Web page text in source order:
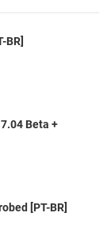
BR]
Beta +
[PT-BR]